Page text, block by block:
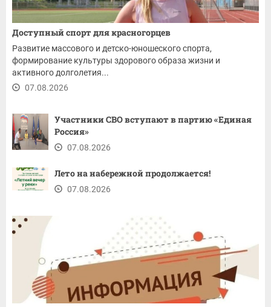
Доступный спорт для красногорцев
Развитие массового и детско-юношеского спорта,
формирование культуры здорового образа жизни и
активного долголетия...
07.08.2026
Участники СВО вступают в партию «Единая
Россия»
07.08.2026
Лето на набережной продолжается!
07.08.2026